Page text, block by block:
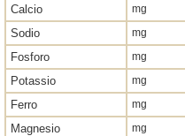
Calcio mg
Sodio mg
Fosforo mg
Potassio mg
Ferro mg
Magnesio mg